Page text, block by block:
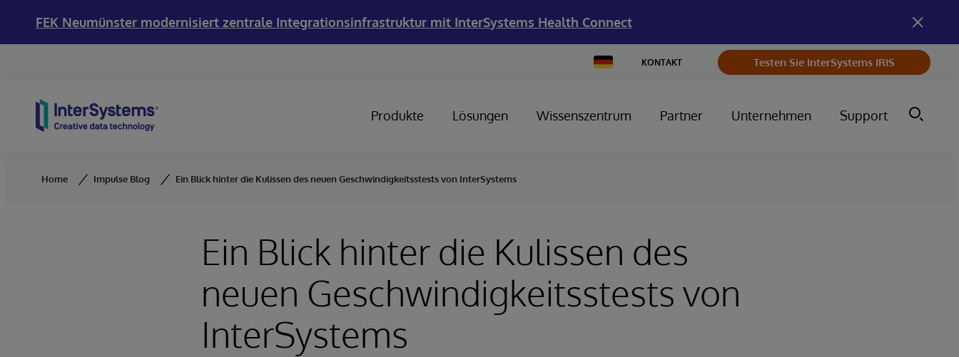
FEK Neumünster modernisiert zentrale Integrationsinfrastruktur mit InterSystems Health Connect
Change
Country
KONTAKT Testen Sie InterSystems IRIS
Produkte Lösungen Wissenszentrum Partner Unternehmen Support
Home Impulse Blog Ein Blick hinter die Kulissen des neuen Geschwindigkeitsstests von InterSystems
Ein Blick hinter die Kulissen des
neuen Geschwindigkeitsstests von
InterSystems